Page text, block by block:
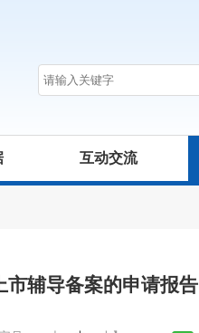
互动交流
辅导备案的申请报告